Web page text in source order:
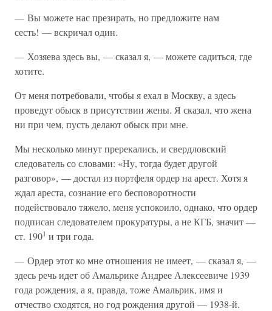
— Вы можете нас презирать, но предложите нам
сесть! — вскричал один.
— Хозяева здесь вы, — сказал я, — можете садиться, где
хотите.
От меня потребовали, чтобы я ехал в Москву, а здесь
проведут обыск в присутствии жены. Я сказал, что жена
ни при чем, пусть делают обыск при мне.
Мы несколько минут пререкались, и свердловский
следователь со словами: «Ну, тогда будет другой
разговор», — достал из портфеля ордер на арест. Хотя я
ждал ареста, сознание его бесповоротности
подействовало тяжело, меня успокоило, однако, что ордер
подписан следователем прокуратуры, а не КГБ, значит —
ст. 1901 и три года.
— Ордер этот ко мне отношения не имеет, — сказал я, —
здесь речь идет об Амальрике Андрее Алексеевиче 1939
года рождения, а я, правда, тоже Амальрик, имя и
отчество сходятся, но год рождения другой — 1938-й.